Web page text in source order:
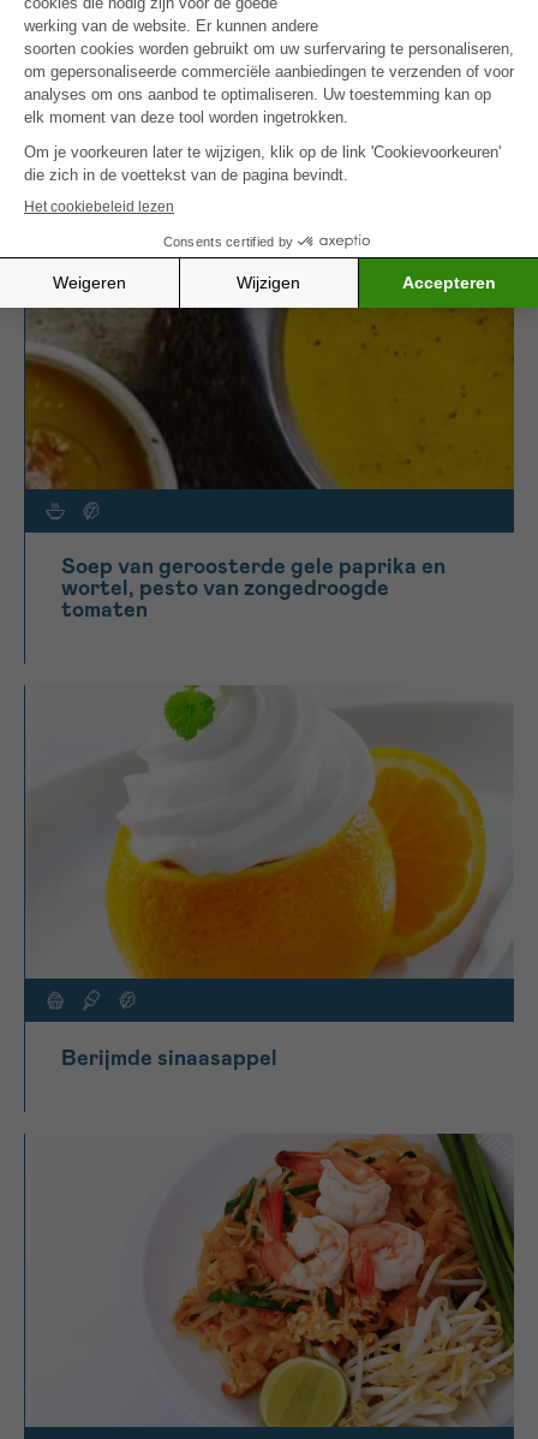
Probeer ook eens decourgette-granny soep, een
zachte en lichtzure variant die de smaakpapillen
prikkelt.
MEER INSPIRATIE
Soep van geroosterde gele paprika en
wortel, pesto van zongedroogde
tomaten
Berijmde sinaasappel